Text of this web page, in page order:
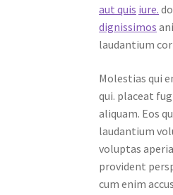
aut quis iure.
dignissimos
laudantium
Molestias qui
qui. placeat
aliquam. Eos
laudantium
voluptas
provident
cum enim